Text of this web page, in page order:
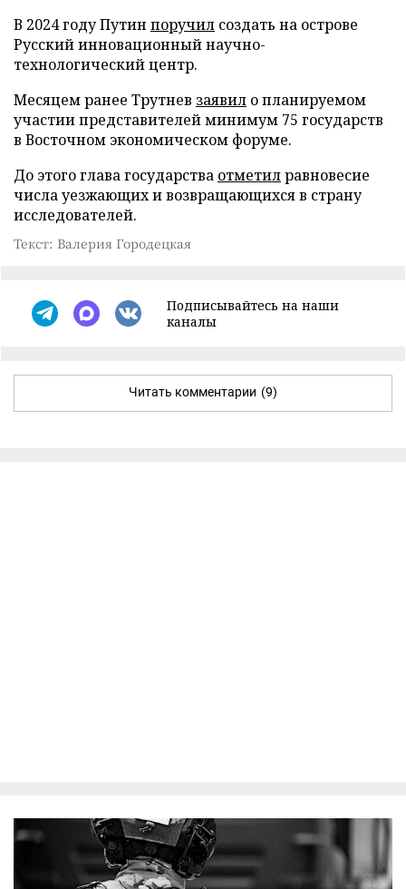
В 2024 году Путин поручил создать на острове
Русский инновационный научно-
технологический центр.
Месяцем ранее Трутнев заявил о планируемом
участии представителей минимум 75 государств
в Восточном экономическом форуме.
До этого глава государства отметилравновесие
числа уезжающих и возвращающихся в страну
исследователей.
Текст: Валерия Городецкая
Подписывайтесь на наши
каналы
Читать комментарии (9)